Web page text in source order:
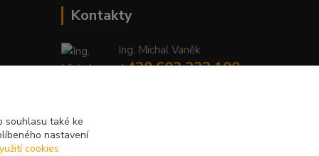
Kontakty
Ing. Michal Vaněk
+420 603 332 100
souhlasu také ke
nastavení
cookies